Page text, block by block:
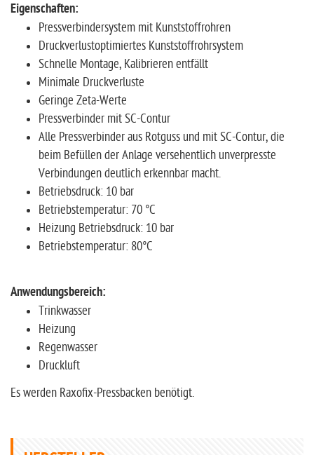
Eigenschaften:
Pressverbindersystem mit Kunststoffrohren
Druckverlustoptimiertes Kunststoffrohrsystem
Schnelle Montage, Kalibrieren entfällt
Minimale Druckverluste
Geringe Zeta-Werte
Pressverbinder mit SC-Contur
Alle Pressverbinder aus Rotguss und mit SC-Contur, die
beim Befüllen der Anlage versehentlich unverpresste
Verbindungen deutlich erkennbar macht.
Betriebsdruck: 10 bar
Betriebstemperatur: 70 °C
Heizung Betriebsdruck: 10 bar
Betriebstemperatur: 80°C
Anwendungsbereich:
Trinkwasser
Heizung
Regenwasser
Druckluft
Es werden Raxofix-Pressbacken benötigt.